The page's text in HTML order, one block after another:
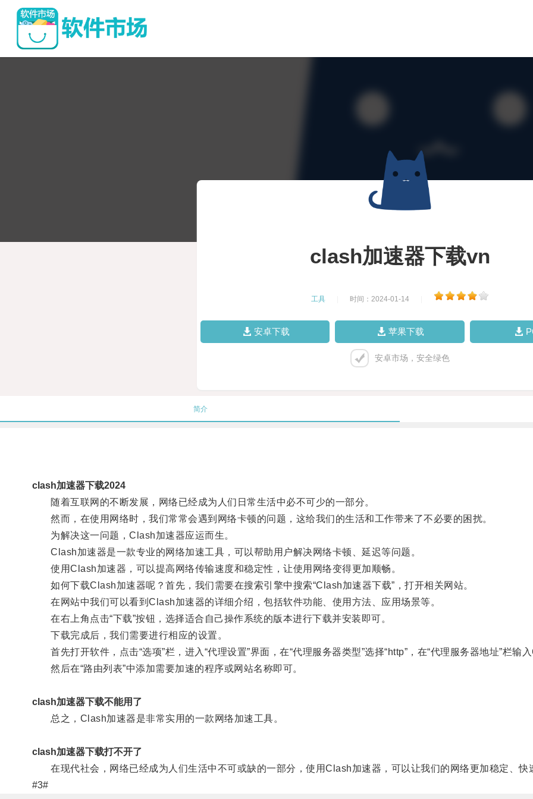
clash加速器下载vn
工具 时间：2024-01-14
安卓下载 苹果下载
安卓市场，安全绿色
简介
clash加速器下载2024
随着互联网的不断发展，网络已经成为人们日常生活中必不可少的一部分。
然而，在使用网络时，我们常常会遇到网络卡顿的问题，这给我们的生活和工作带来了不必要的困扰。
为解决这一问题，Clash加速器应运而生。
Clash加速器是一款专业的网络加速工具，可以帮助用户解决网络卡顿、延迟等问题。
使用Clash加速器，可以提高网络传输速度和稳定性，让使用网络变得更加顺畅。
如何下载Clash加速器呢？首先，我们需要在搜索引擎中搜索“Clash加速器下载”，打开相关网站。
在网站中我们可以看到Clash加速器的详细介绍，包括软件功能、使用方法、应用场景等。
在右上角点击“下载”按钮，选择适合自己操作系统的版本进行下载并安装即可。
下载完成后，我们需要进行相应的设置。
首先打开软件，点击“选项”栏，进入“代理设置”界面，在“代理服务器类型”选择“http”，在“代理服务器地址”栏输
然后在“路由列表”中添加需要加速的程序或网站名称即可。
clash加速器下载不能用了
总之，Clash加速器是非常实用的一款网络加速工具。
clash加速器下载打不开了
在现代社会，网络已经成为人们生活中不可或缺的一部分，使用Clash加速器，可以让我们的网络更加稳定、快
#3#